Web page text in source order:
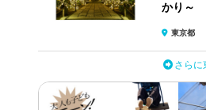
かり～
東京都
さらに